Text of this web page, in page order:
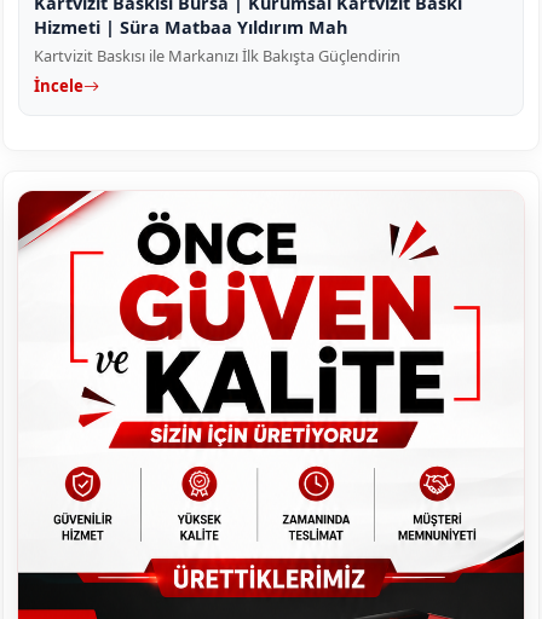
Hizmeti | Süra Matbaa Yıldırım Mah
Kartvizit Baskısı ile Markanızı İlk Bakışta Güçlendirin
İncele